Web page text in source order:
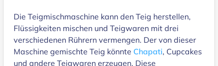
Die Teigmischmaschine kann den Teig herstellen,
Flüssigkeiten mischen und Teigwaren mit drei
verschiedenen Rührern vermengen. Der von dieser
Maschine gemischte Teig könnte Chapati, Cupcakes
und andere Teigwaren erzeugen. Diese